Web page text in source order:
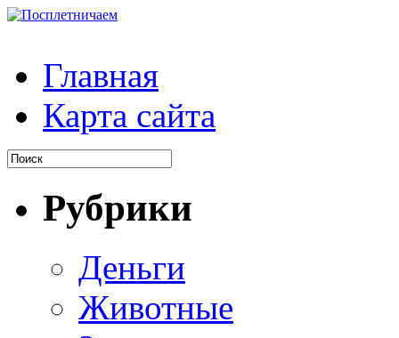
Главная
Карта сайта
Рубрики
Деньги
Животные